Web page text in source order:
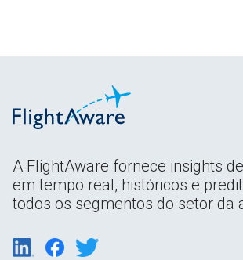
A FlightAware fornece insights
em tempo real, históricos e
todos os segmentos do setor da